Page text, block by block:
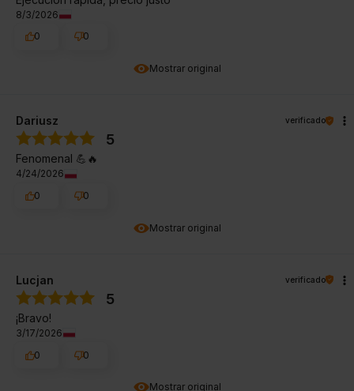
Mostrar original
8/3/2026
0
0
Mostrar original
Dariusz verificado
5
Fenomenal 💪🔥
4/24/2026
0
0
Mostrar original
Lucjan verificado
5
¡Bravo!
3/17/2026
0
0